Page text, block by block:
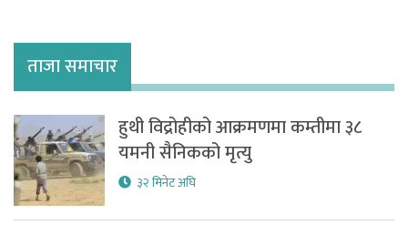
ताजा समाचार
हुथी विद्रोहीको आक्रमणमा कम्तीमा ३८
यमनी सैनिकको मृत्यु
३२ मिनेट अघि